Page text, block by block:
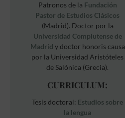
Patronos de la Fundación
Pastor de Estudios Clásicos
(Madrid). Doctor por la
Universidad Complutense de
Madrid y doctor honoris causa
por la Universidad Aristóteles
de Salónica (Grecia).
CURRICULUM:
Tesis doctoral: Estudios sobre
la lengua